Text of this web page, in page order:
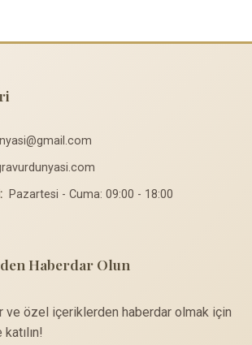
Pazartesi - Cuma: 09:00 - 18:00
Haberdar Olun
ve özel içeriklerden haberdar olmak için